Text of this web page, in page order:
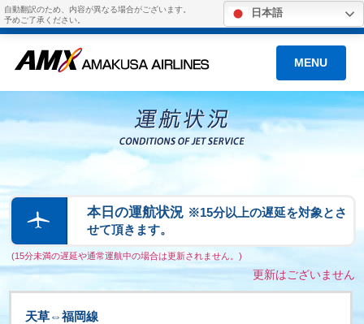
自動翻訳のため、内容が異なる場合がございます。
予めご了承ください。
日本語
MENU
本日の運航状況 ※15分以上の遅延を対象とさ
せて頂きます。
(15分未満の遅延や通常運航中の場合は更新されません。)
更新はございません
天草⇔福岡線